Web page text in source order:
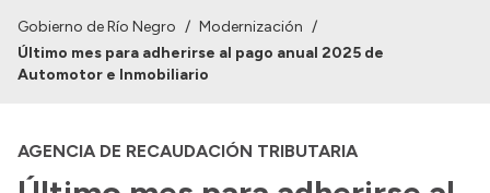
Institucional
Misión y Visión
Normativa
Gobierno de Río Negro / Modernización /
Último mes para adherirse al pago anual 2025 de
Automotor e Inmobiliario
AGENCIA DE RECAUDACIÓN TRIBUTARIA